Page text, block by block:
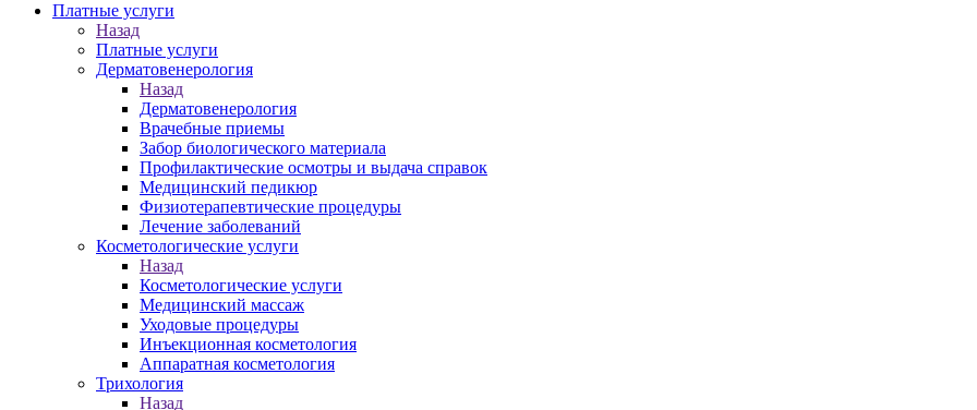
Платные услуги
Назад
Платные услуги
Дерматовенерология
Назад
Дерматовенерология
Врачебные приемы
Забор биологического материала
Профилактические осмотры и выдача справок
Медицинский педикюр
Физиотерапевтические процедуры
Лечение заболеваний
Косметологические услуги
Назад
Косметологические услуги
Медицинский массаж
Уходовые процедуры
Инъекционная косметология
Аппаратная косметология
Трихология
Назад